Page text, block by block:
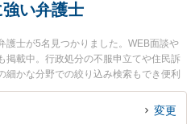
い弁護士
護士が5名見つかりました。WEB面談や
掲載中。行政処分の不服申立てや住民訴
かな分野での絞り込み検索もでき便利
将太弁護士や弁護士法人大村綜合法律事
口・堀法律事務所の松田 貴史弁護士の
変更